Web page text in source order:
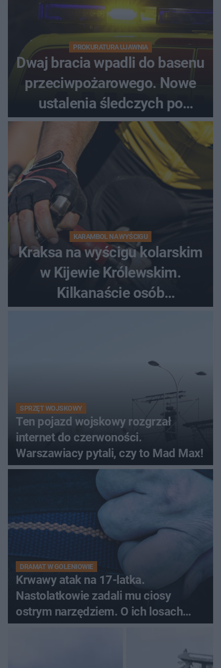
PROKURATURA UJAWNIA
Dwaj bracia wpadli do basenu
przeciwpożarowego. Nowe
ustalenia śledczych po
dramatycznej akcji
KARAMBOL NA WYŚCIGU
Kraksa na wyścigu kolarskim
w Kijewie Królewskim.
Kilkanaście osób
SPRZĘT WOJSKOWY
Ten pojazd wojskowy rozgrzał
internet do czerwoności.
Warszawiacy pytali, czy to Mad Max!
DRAMAT W GOLENIOWIE
Krwawy atak na 17-latka.
Nastolatkowie zadali mu ciosy
ostrym narzędziem. O ich losach
zdecyduje sąd rodzinny